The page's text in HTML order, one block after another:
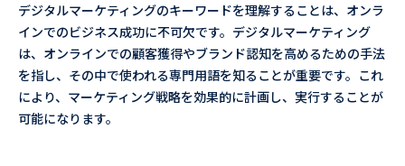
デジタルマーケティングのキーワードを理解することは、オンラ
インでのビジネス成功に不可欠です。デジタルマーケティング
は、オンラインでの顧客獲得やブランド認知を高めるための手法
を指し、その中で使われる専門用語を知ることが重要です。これ
により、マーケティング戦略を効果的に計画し、実行することが
可能になります。